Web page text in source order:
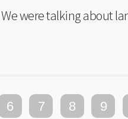
6 7 8 9